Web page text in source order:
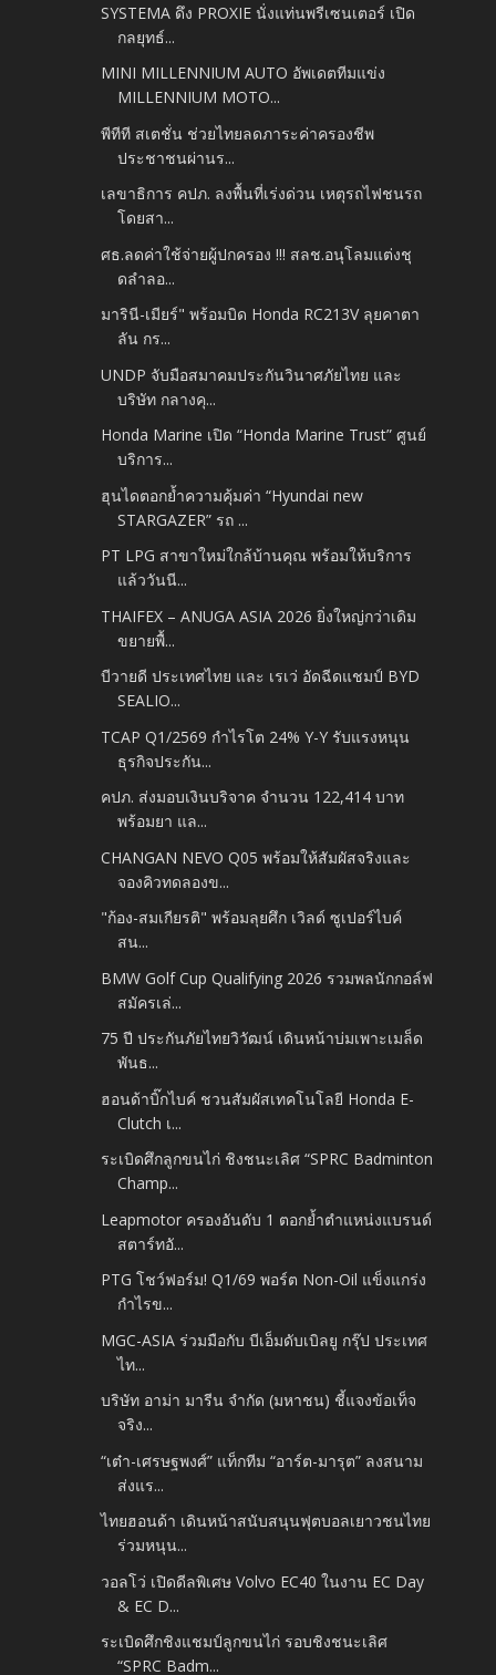
SYSTEMA ดึง PROXIE นั่งแท่นพรีเซนเตอร์ เปิด
กลยุทธ์...
MINI MILLENNIUM AUTO อัพเดตทีมแข่ง
MILLENNIUM MOTO...
พีทีที สเตชั่น ช่วยไทยลดภาระค่าครองชีพ
ประชาชนผ่านร...
เลขาธิการ คปภ. ลงพื้นที่เร่งด่วน เหตุรถไฟชนรถ
โดยสา...
ศธ.ลดค่าใช้จ่ายผู้ปกครอง !!! สลช.อนุโลมแต่งชุ
ดลำลอ...
มารินี-เมียร์" พร้อมบิด Honda RC213V ลุยคาตา
ลัน กร...
UNDP จับมือสมาคมประกันวินาศภัยไทย และ
บริษัท กลางคุ...
Honda Marine เปิด “Honda Marine Trust” ศูนย์
บริการ...
ฮุนไดตอกย้ำความคุ้มค่า “Hyundai new
STARGAZER” รถ ...
PT LPG สาขาใหม่ใกล้บ้านคุณ พร้อมให้บริการ
แล้ววันนี...
THAIFEX – ANUGA ASIA 2026 ยิ่งใหญ่กว่าเดิม
ขยายพื้...
บีวายดี ประเทศไทย และ เรเว่ อัดฉีดแชมป์ BYD
SEALIO...
TCAP Q1/2569 กำไรโต 24% Y-Y รับแรงหนุน
ธุรกิจประกัน...
คปภ. ส่งมอบเงินบริจาค จำนวน 122,414 บาท
พร้อมยา แล...
CHANGAN NEVO Q05 พร้อมให้สัมผัสจริงและ
จองคิวทดลองข...
"ก้อง-สมเกียรติ" พร้อมลุยศึก เวิลด์ ซูเปอร์ไบค์
สน...
BMW Golf Cup Qualifying 2026 รวมพลนักกอล์ฟ
สมัครเล่...
75 ปี ประกันภัยไทยวิวัฒน์ เดินหน้าบ่มเพาะเมล็ด
พันธ...
ฮอนด้าบิ๊กไบค์ ชวนสัมผัสเทคโนโลยี Honda E-
Clutch เ...
ระเบิดศึกลูกขนไก่ ชิงชนะเลิศ “SPRC Badminton
Champ...
Leapmotor ครองอันดับ 1 ตอกย้ำตำแหน่งแบรนด์
สตาร์ทอั...
PTG โชว์ฟอร์ม! Q1/69 พอร์ต Non-Oil แข็งแกร่ง
กำไรข...
MGC-ASIA ร่วมมือกับ บีเอ็มดับเบิลยู กรุ๊ป ประเทศ
ไท...
บริษัท อาม่า มารีน จำกัด (มหาชน) ชี้แจงข้อเท็จ
จริง...
“เต๋า-เศรษฐพงศ์” แท็กทีม “อาร์ต-มารุต” ลงสนาม
ส่งแร...
ไทยฮอนด้า เดินหน้าสนับสนุนฟุตบอลเยาวชนไทย
ร่วมหนุน...
วอลโว่ เปิดดีลพิเศษ Volvo EC40 ในงาน EC Day
& EC D...
ระเบิดศึกชิงแชมป์ลูกขนไก่ รอบชิงชนะเลิศ
“SPRC Badm...